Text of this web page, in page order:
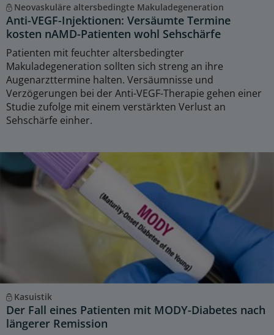
Neovaskuläre altersbedingte Makuladegeneration
Anti-VEGF-Injektionen: Versäumte Termine
kosten nAMD-Patienten wohl Sehschärfe
Patienten mit feuchter altersbedingter
Makuladegeneration sollten sich streng an ihre
Augenarzttermine halten. Versäumnisse und
Verzögerungen bei der Anti-VEGF-Therapie gehen einer
Studie zufolge mit einem verstärkten Verlust an
Sehschärfe einher.
Kasuistik
Der Fall eines Patienten mit MODY-Diabetes nach
längerer Remission